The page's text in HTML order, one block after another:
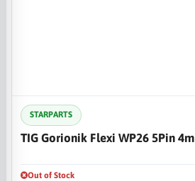
STARPARTS
TIG Gorionik Flexi WP26 5Pin 4m
Out of Stock